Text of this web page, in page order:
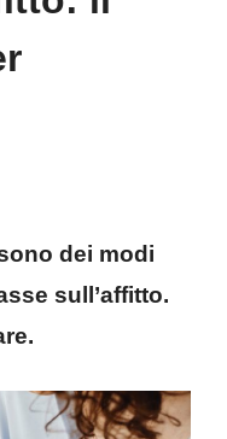
dei modi
sull’affitto.